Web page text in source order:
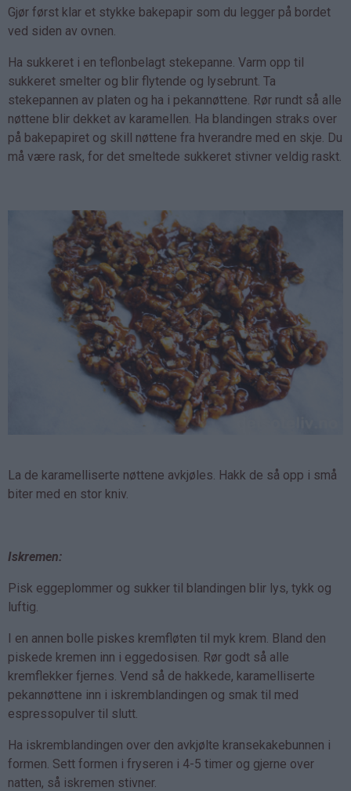
Gjør først klar et stykke bakepapir som du legger på bordet
ved siden av ovnen.
Ha sukkeret i en teflonbelagt stekepanne. Varm opp til
sukkeret smelter og blir flytende og lysebrunt. Ta
stekepannen av platen og ha i pekannøttene. Rør rundt så alle
nøttene blir dekket av karamellen. Ha blandingen straks over
på bakepapiret og skill nøttene fra hverandre med en skje. Du
må være rask, for det smeltede sukkeret stivner veldig raskt.
La de karamelliserte nøttene avkjøles. Hakk de så opp i små
biter med en stor kniv.
Iskremen:
Pisk eggeplommer og sukker til blandingen blir lys, tykk og
luftig.
I en annen bolle piskes kremfløten til myk krem. Bland den
piskede kremen inn i eggedosisen. Rør godt så alle
kremflekker fjernes. Vend så de hakkede, karamelliserte
pekannøttene inn i iskremblandingen og smak til med
espressopulver til slutt.
Ha iskremblandingen over den avkjølte kransekakebunnen i
formen. Sett formen i fryseren i 4-5 timer og gjerne over
natten, så iskremen stivner.